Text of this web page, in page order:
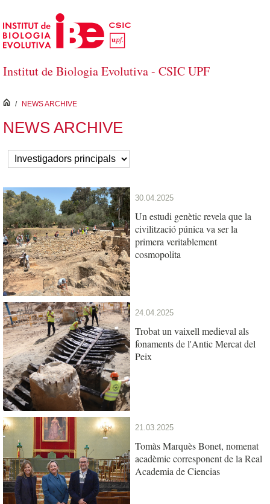
Salta al contingut principal
Institut de Biologia Evolutiva - CSIC UPF
inici
/ NEWS ARCHIVE
NEWS ARCHIVE
30.04.2025
Un estudi genètic revela que la
civilització púnica va ser la
primera veritablement
cosmopolita
24.04.2025
Trobat un vaixell medieval als
fonaments de l'Antic Mercat del
Peix
21.03.2025
Tomàs Marquès Bonet, nomenat
acadèmic corresponent de la Real
Academia de Ciencias